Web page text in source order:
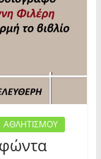
ΑΘΛΗΤΙΣΜΟΥ